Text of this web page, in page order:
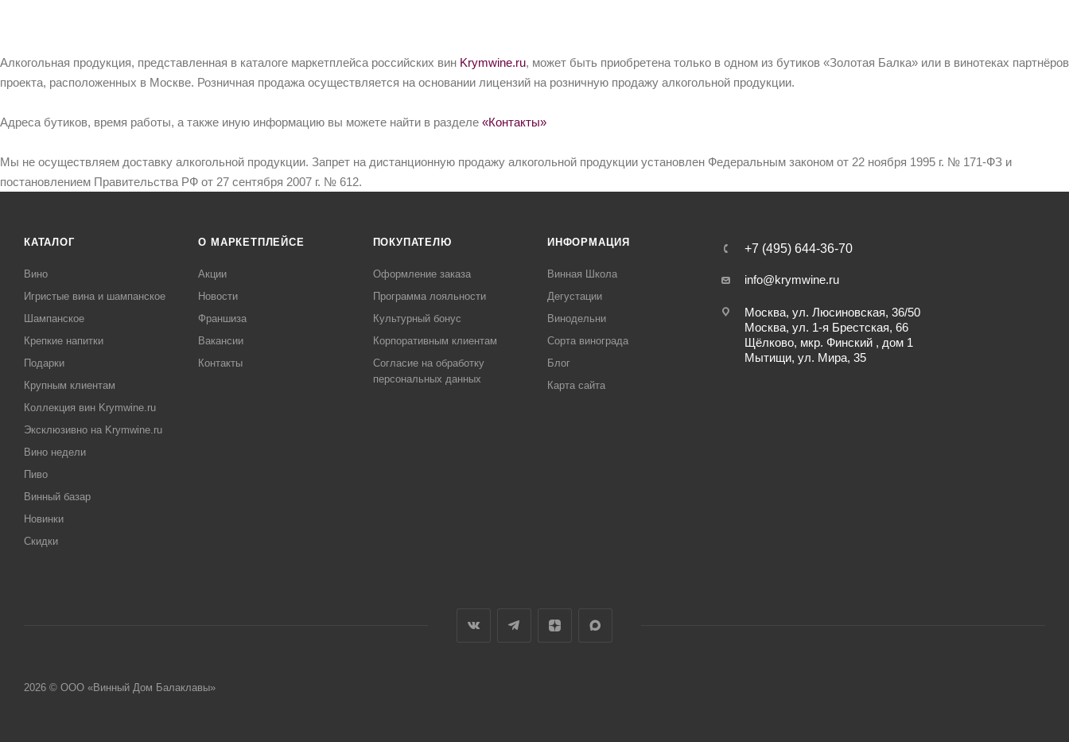
Алкогольная продукция, представленная в каталоге маркетплейса российских вин Krymwine.ru, может быть приобретена только в одном из бутиков «Золотая Балка» или в винотеках партнёров
проекта, расположенных в Москве. Розничная продажа осуществляется на основании лицензий на розничную продажу алкогольной продукции.
Адреса бутиков, время работы, а также иную информацию вы можете найти в разделе «Контакты»
Мы не осуществляем доставку алкогольной продукции. Запрет на дистанционную продажу алкогольной продукции установлен Федеральным законом от 22 ноября 1995 г. № 171-ФЗ и
постановлением Правительства РФ от 27 сентября 2007 г. № 612.
КАТАЛОГ
Вино
Игристые вина и шампанское
Шампанское
Крепкие напитки
Подарки
Крупным клиентам
Коллекция вин Krymwine.ru
Эксклюзивно на Krymwine.ru
Вино недели
Пиво
Винный базар
Новинки
Скидки
О МАРКЕТПЛЕЙСЕ
Акции
Новости
Франшиза
Вакансии
Контакты
ПОКУПАТЕЛЮ
Оформление заказа
Программа лояльности
Культурный бонус
Корпоративным клиентам
Согласие на обработку
персональных данных
ИНФОРМАЦИЯ
Винная Школа
Дегустации
Винодельни
Сорта винограда
Блог
Карта сайта
+7 (495) 644-36-70
info@krymwine.ru
Москва, ул. Люсиновская, 36/50
Москва, ул. 1-я Брестская, 66
Щёлково, мкр. Финский , дом 1
Мытищи, ул. Мира, 35
2026 © ООО «Винный Дом Балаклавы»